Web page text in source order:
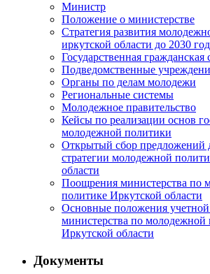
Министр
Положение о министерстве
Стратегия развития
иркутской области до 2030
Государственная гражданская
Подведомственные
Органы по делам молодежи
Региональные системы
Молодежное правительство
Кейсы по реализации основ
молодежной политики
Открытый сбор предложений
стратегии молодежной
области
Поощрения министерства по
политике Иркутской области
Основные положения
министерства по молодежной
Иркутской области
Документы